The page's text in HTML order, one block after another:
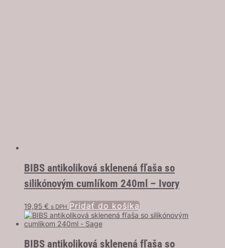
BIBS antikoliková sklenená fľaša so
silikónovým cumlíkom 240ml – Ivory
19,95 € s DPH Pridať do košíka
BIBS antikoliková sklenená fľaša so